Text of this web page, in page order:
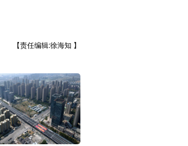
【责任编辑:徐海知 】